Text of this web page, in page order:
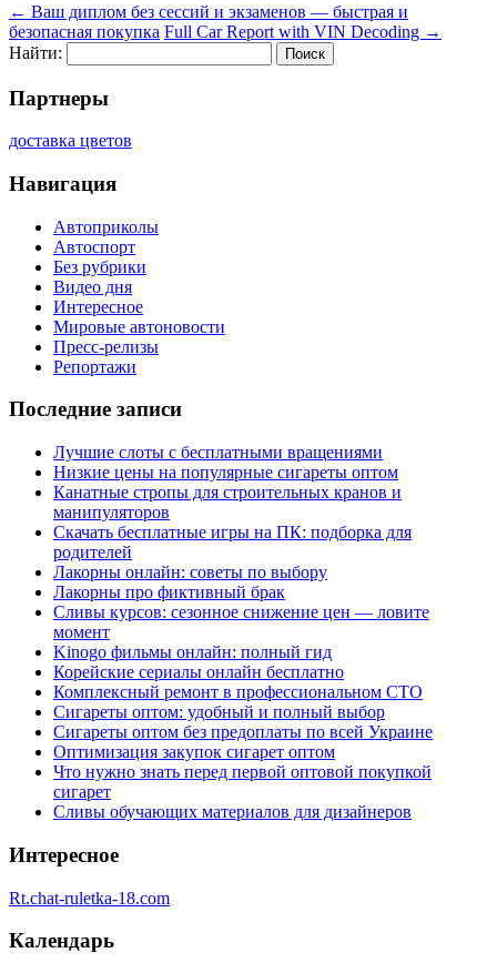
← Ваш диплом без сессий и экзаменов — быстрая и
безопасная покупка Full Car Report with VIN Decoding →
Найти:
Партнеры
доставка цветов
Навигация
Автоприколы
Автоспорт
Без рубрики
Видео дня
Интересное
Мировые автоновости
Пресс-релизы
Репортажи
Последние записи
Лучшие слоты с бесплатными вращениями
Низкие цены на популярные сигареты оптом
Канатные стропы для строительных кранов и
манипуляторов
Скачать бесплатные игры на ПК: подборка для
родителей
Лакорны онлайн: советы по выбору
Лакорны про фиктивный брак
Сливы курсов: сезонное снижение цен — ловите
момент
Kinogo фильмы онлайн: полный гид
Корейские сериалы онлайн бесплатно
Комплексный ремонт в профессиональном СТО
Сигареты оптом: удобный и полный выбор
Сигареты оптом без предоплаты по всей Украине
Оптимизация закупок сигарет оптом
Что нужно знать перед первой оптовой покупкой
сигарет
Сливы обучающих материалов для дизайнеров
Интересное
Rt.chat-ruletka-18.com
Календарь